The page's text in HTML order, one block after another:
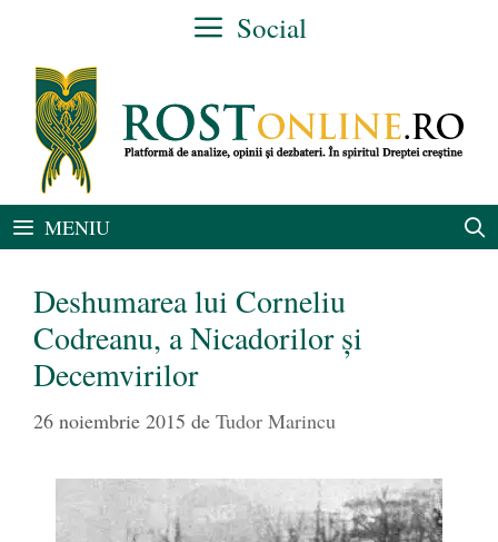
conținut
Social
MENIU
Deshumarea lui Corneliu
Codreanu, a Nicadorilor și
Decemvirilor
26 noiembrie 2015 de Tudor Marincu